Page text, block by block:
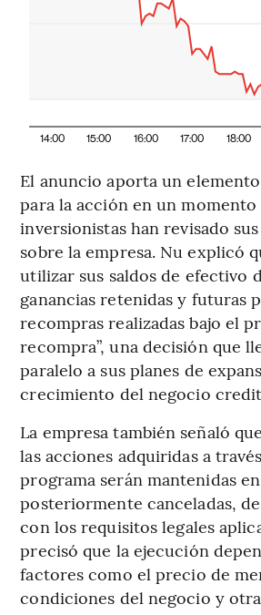
14:00 15:00 16:00 17:00 18:00
El anuncio aporta un
para la acción en un momento
inversionistas han revisado
sobre la empresa. Nu explicó
utilizar sus saldos de efectivo
ganancias retenidas y futuras
recompras realizadas bajo el
recompra”, una decisión que
paralelo a sus planes de
crecimiento del negocio
La empresa también señaló
las acciones adquiridas a
programa serán mantenidas
posteriormente canceladas,
con los requisitos legales
precisó que la ejecución
factores como el precio de
condiciones del negocio y